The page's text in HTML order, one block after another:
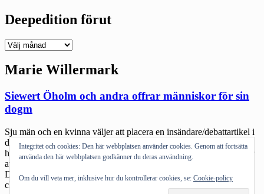
Deepedition förut
Deepedition
Marie Willermark
Siewert Öholm och andra offrar människor för sin
dogm
Sju män och en kvinna väljer att placera en insändare/debattartikel i
de två stora kyrkliga tidningarna Dagen och Kyrkans Tidning. Det
handlar om Uppdrag Gransknings program Bögbotarna. De hävdar
att programmet bryter mot både det ena och det andra. Olof
Djurfeldt väljer att driva samma linje. Elisabeth Sandlund, som är
chefredaktör på Dagen och känd […]
Integritet och cookies: Den här webbplatsen använder cookies. Genom att fortsätta
använda den här webbplatsen godkänner du deras användning.
Om du vill veta mer, inklusive hur du kontrollerar cookies, se: Cookie-policy